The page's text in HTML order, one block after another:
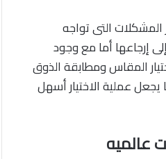
التى تواجه
إرجاعها أما مع وجود
المقاس ومطابقة الذوق
عملية الاختيار أسهل
عالميه